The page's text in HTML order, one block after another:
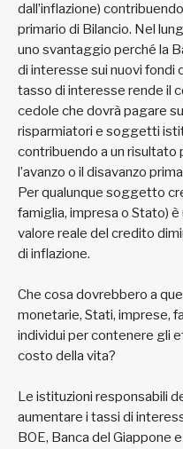
dall’inflazione)
primario di Bilancio. Nel
uno svantaggio perché la
di interesse sui nuovi fondi
tasso di interesse rende il
cedole che dovrà pagare
risparmiatori e soggetti
contribuendo a un
l’avanzo o il disavanzo
Per qualunque soggetto
famiglia, impresa o Stato)
valore reale del credito
di inflazione.
Che cosa dovrebbero a
monetarie, Stati, imprese,
individui per contenere gli
costo della vita?
Le istituzioni responsabili
aumentare i tassi di
BOE, Banca del Giappone